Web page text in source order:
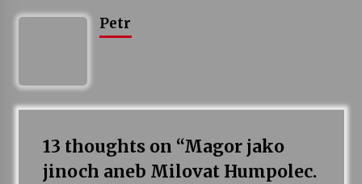
Petr
13 thoughts on “Magor jako
jinoch aneb Milovat Humpolec.